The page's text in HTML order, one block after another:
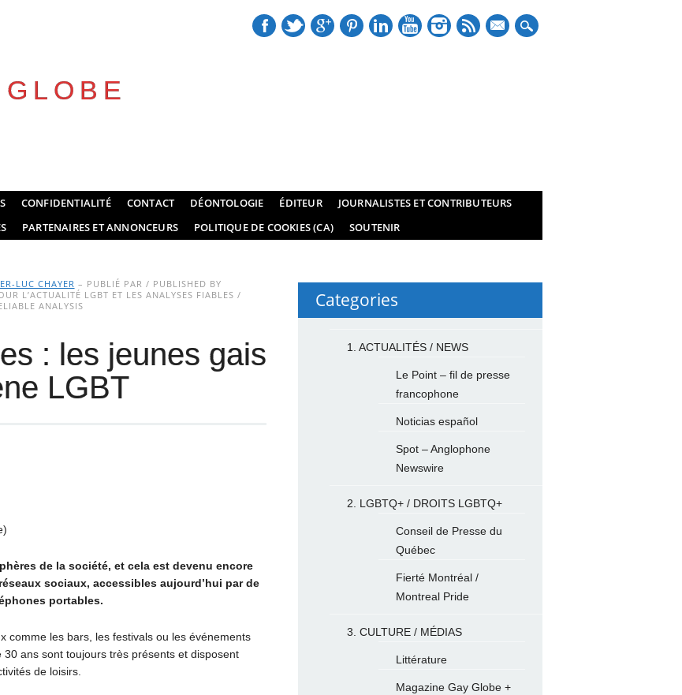
mail
CONFIDENTIALITÉ CONTACT DÉONTOLOGIE ÉDITEUR
JOURNALISTES ET CONTRIBUTEURS
PARTENAIRES ET ANNONCEURS POLITIQUE DE COOKIES (CA) SOUTENIR
LUC CHAYER – PUBLIÉ PAR / PUBLISHED BY
L’ACTUALITÉ LGBT ET LES ANALYSES FIABLES /
ANALYSIS
: les jeunes gais
LGBT
de la société, et cela est devenu encore
sociaux, accessibles aujourd’hui par de
portables.
comme les bars, les festivals ou les événements
ans sont toujours très présents et disposent
de loisirs.
Categories
1. ACTUALITÉS / NEWS
Le Point – fil de presse
francophone
Noticias español
Spot – Anglophone
Newswire
2. LGBTQ+ / DROITS LGBTQ+
Conseil de Presse du
Québec
Fierté Montréal /
Montreal Pride
3. CULTURE / MÉDIAS
Littérature
Magazine Gay Globe +